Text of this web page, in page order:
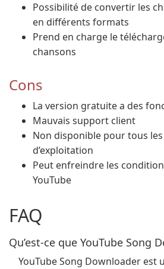
Possibilité de convertir les
en différents formats
Prend en charge le
chansons
Cons
La version gratuite a des
Mauvais support client
Non disponible pour tous
d’exploitation
Peut enfreindre les
YouTube
FAQ
Qu’est-ce que YouTube Song
YouTube Song Downloader est